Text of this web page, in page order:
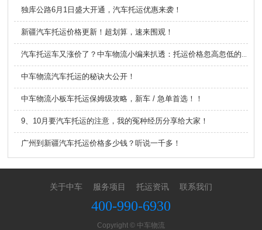
独库公路6月1日盛大开通，汽车托运优惠来袭！
新疆汽车托运价格更新！超划算，速来围观！
中车物流汽车托运的秘诀大公开！
中车物流小板车托运保姆级攻略，新车 / 急单首选！！
9、10月要汽车托运的注意，我的冤种经历分享给大家！
广州到新疆汽车托运价格多少钱？听说一千多！
关于中车 服务项目 托运资讯 联系我们
400-990-6930
Copyright © 中车物流